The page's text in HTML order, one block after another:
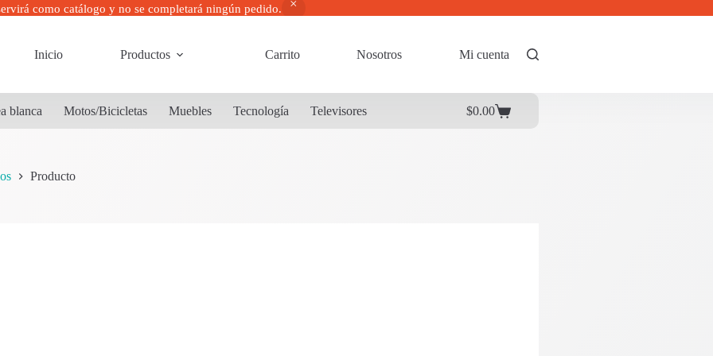
como catálogo y no se completará ningún pedido.
Inicio Productos Carrito Nosotros Mi cuenta
blanca Motos/Bicicletas Muebles Tecnología Televisores
Carrito
$0.00
Producto